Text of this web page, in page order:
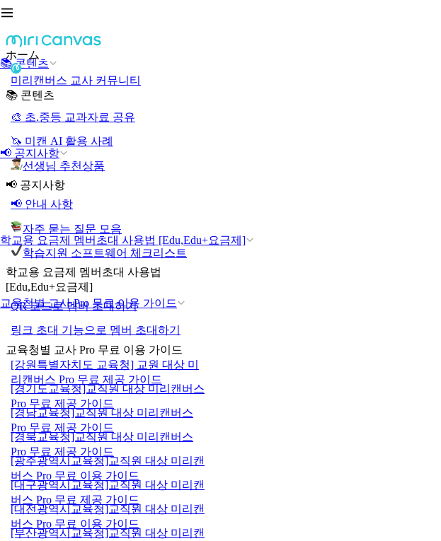
📚 콘텐츠
📢 공지사항
학교용 요금제 멤버초대 사용법 [Edu,Edu+요금제]
교육청별 교사 Pro 무료 이용 가이드
ホーム
미리캔버스 교사 커뮤니티
📚 콘텐츠
🎨 초.중등 교과자료 공유
🦄 미캔 AI 활용 사례
선생님 추천상품
📢 공지사항
📢 안내 사항
자주 묻는 질문 모음
학습지원 소프트웨어 체크리스트
학교용 요금제 멤버초대 사용법
[Edu,Edu+요금제]
QR 코드로 멤버 초대하기
링크 초대 기능으로 멤버 초대하기
교육청별 교사 Pro 무료 이용 가이드
[강원특별자치도 교육청] 교원 대상 미
리캔버스 Pro 무료 제공 가이드
[경기도교육청]교직원 대상 미리캔버스
Pro 무료 제공 가이드
[경남교육청]교직원 대상 미리캔버스
Pro 무료 제공 가이드
[경북교육청]교직원 대상 미리캔버스
Pro 무료 제공 가이드
[광주광역시교육청]교직원 대상 미리캔
버스 Pro 무료 이용 가이드
[대구광역시교육청]교직원 대상 미리캔
버스 Pro 무료 제공 가이드
[대전광역시교육청]교직원 대상 미리캔
버스 Pro 무료 이용 가이드
[부산광역시교육청]교직원 대상 미리캔